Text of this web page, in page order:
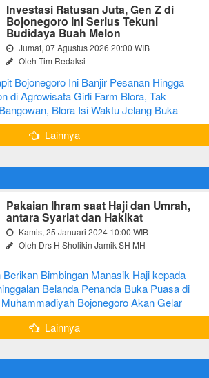
Investasi Ratusan Juta, Gen Z di
Bojonegoro Ini Serius Tekuni
Budidaya Buah Melon
Jumat, 07 Agustus 2026 20:00 WIB
Oleh Tim Redaksi
Bojonegoro Ini Banjir Pesanan Hingga
Ramadan
di Agrowisata Girli Farm Blora, Tak
Ludes TerjualBlora Isi Waktu Jelang Buka
Gamelan
Lainnya
Pakaian Ihram saat Haji dan Umrah,
antara Syariat dan Hakikat
Kamis, 25 Januari 2024 10:00 WIB
Oleh Drs H Sholikin Jamik SH MH
Bimbingan Manasik Haji kepada
Belanda Penanda Buka Puasa di
Bojonegoro Akan Gelar
2022
Lainnya